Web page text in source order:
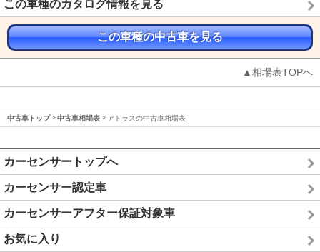
この車種のカタログ情報を見る
この車種の中古車を見る
▲相場表TOPへ
中古車トップ 中古車相場表 アトラスの中古車相場表
カーセンサートップへ
カーセンサー認定車
カーセンサーアフター保証対象車
お気に入り